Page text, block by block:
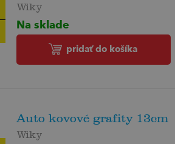
Wiky
Na sklade
pridať do košíka
Auto kovové grafity 13cm
Wiky